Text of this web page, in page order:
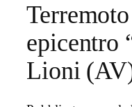
epicentro
Lioni